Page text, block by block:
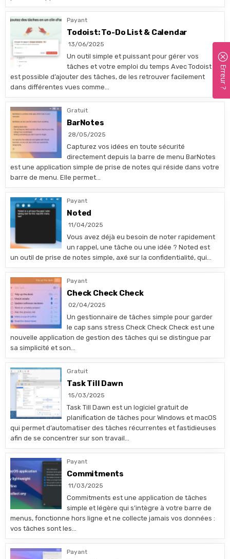
Payant
Todoist: To-Do List & Calendar
13/06/2025
Un outil simple et puissant pour gérer vos
tâches et votre emploi du temps Avec Todoist il
est possible d’ajouter des tâches, de les retrouver facilement
dans différentes vues comme…
Gratuit
BarNotes
28/05/2025
Capturez vos idées en toute sécurité
directement depuis la barre de menu BarNotes
est une application simple de prise de notes qui réside dans votre
barre de menu. Elle permet…
Payant
Noted
11/04/2025
Vous avez déjà eu besoin de noter rapidement
un rappel, une tâche ou une idée ? Noted est
un outil de prise de notes simple, axé sur la confidentialité, qui…
Payant
Check Check Check
02/04/2025
Un gestionnaire de tâches simple pour garder
le cap sans stress Check Check Check est une
nouvelle application de gestion des tâches qui se distingue par
sa simplicité et son…
Gratuit
Task Till Dawn
15/03/2025
Task Till Dawn est un logiciel gratuit de
planification de tâches pour Windows et macOS
qui permet d’automatiser des tâches récurrentes et fastidieuses
afin de se concentrer sur son travail…
Payant
Commitments
11/03/2025
Commitments est une application de tâches
simple et légère qui s’intègre à votre barre de
menus, fonctionne hors ligne et ne collecte jamais vos données :
vos tâches sont les…
Payant
Erreur ?